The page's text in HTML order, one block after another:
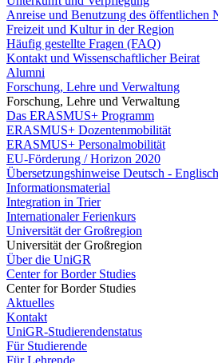
Anreise und Benutzung des öffentlichen
Freizeit und Kultur in der Region
Häufig gestellte Fragen (FAQ)
Kontakt und Wissenschaftlicher Beirat
Alumni
Forschung, Lehre und Verwaltung
Forschung, Lehre und Verwaltung
Das ERASMUS+ Programm
ERASMUS+ Dozentenmobilität
ERASMUS+ Personalmobilität
EU-Förderung / Horizon 2020
Übersetzungshinweise Deutsch - Englisch
Informationsmaterial
Integration in Trier
Internationaler Ferienkurs
Universität der Großregion
Universität der Großregion
Über die UniGR
Center for Border Studies
Center for Border Studies
Aktuelles
Kontakt
UniGR-Studierendenstatus
Für Studierende
Für Lehrende